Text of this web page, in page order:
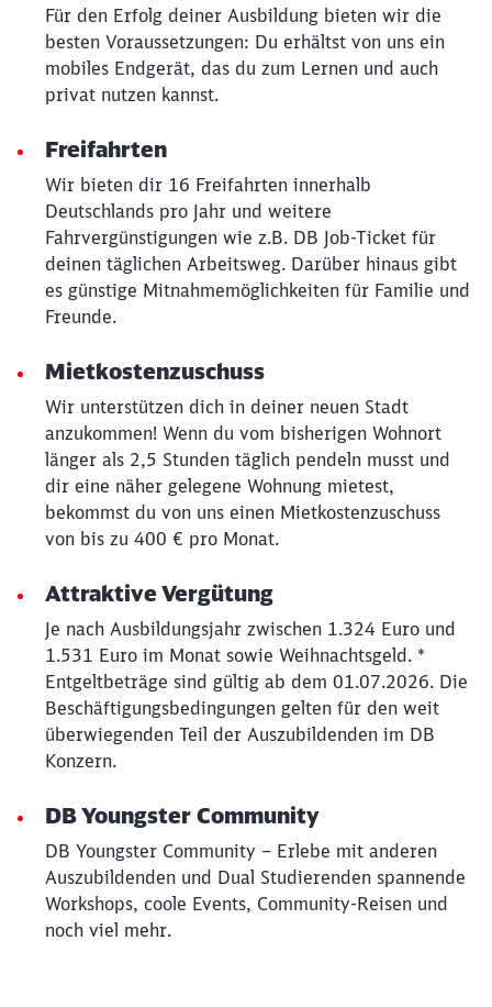
Für den Erfolg deiner Ausbildung bieten wir die
besten Voraussetzungen: Du erhältst von uns ein
mobiles Endgerät, das du zum Lernen und auch
privat nutzen kannst.
Freifahrten
Wir bieten dir 16 Freifahrten innerhalb
Deutschlands pro Jahr und weitere
Fahrvergünstigungen wie z.B. DB Job-Ticket für
deinen täglichen Arbeitsweg. Darüber hinaus gibt
es günstige Mitnahmemöglichkeiten für Familie und
Freunde.
Mietkostenzuschuss
Wir unterstützen dich in deiner neuen Stadt
anzukommen! Wenn du vom bisherigen Wohnort
länger als 2,5 Stunden täglich pendeln musst und
dir eine näher gelegene Wohnung mietest,
bekommst du von uns einen Mietkostenzuschuss
von bis zu 400 € pro Monat.
Attraktive Vergütung
Je nach Ausbildungsjahr zwischen 1.324 Euro und
1.531 Euro im Monat sowie Weihnachtsgeld. *
Entgeltbeträge sind gültig ab dem 01.07.2026. Die
Beschäftigungsbedingungen gelten für den weit
überwiegenden Teil der Auszubildenden im DB
Konzern.
DB Youngster Community
DB Youngster Community – Erlebe mit anderen
Auszubildenden und Dual Studierenden spannende
Workshops, coole Events, Community-Reisen und
noch viel mehr.
Schließen
Möchten Sie zu
Abbrechen Weiter